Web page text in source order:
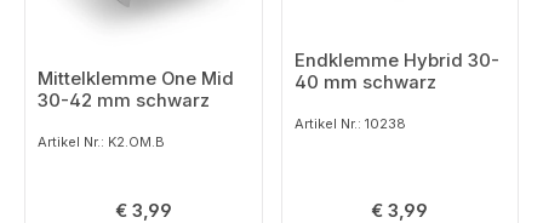
Mittelklemme One Mid
30-42 mm schwarz
Artikel Nr.: K2.OM.B
Regulärer Preis:
€ 3,99
Endklemme Hybrid 30-
40 mm schwarz
Artikel Nr.: 10238
Regulärer Preis:
€ 3,99